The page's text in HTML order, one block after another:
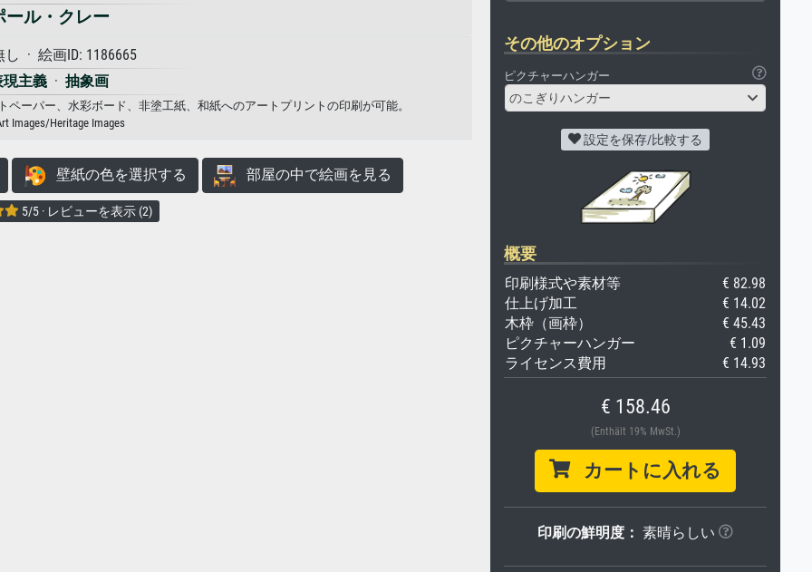
ール・クレー
· 絵画ID: 1186665
現主義 · 抽象画
ペーパー、水彩ボード、非塗工紙、和紙へのアートプリントの印刷が可能。
Images/Heritage Images
壁紙の色を選択する 部屋の中で絵画を見る
5/5 · レビューを表示 (2)
その他のオプション
ピクチャーハンガー
のこぎりハンガー
設定を保存/比較する
概要
印刷様式や素材等
€ 82.98
仕上げ加工
€ 14.02
木枠（画枠）
€ 45.43
ピクチャーハンガー
€ 1.09
ライセンス費用
€ 14.93
€ 158.46
(Enthält 19% MwSt.)
カートに入れる
印刷の鮮明度： 素晴らしい